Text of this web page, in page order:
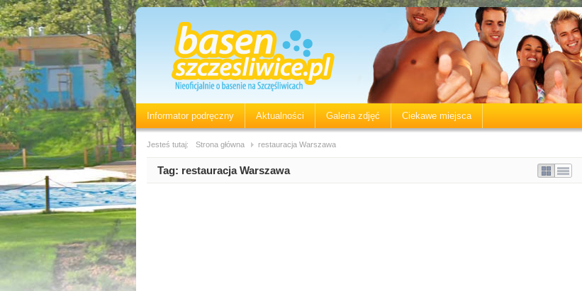
Informator podręczny Aktualności Galeria zdjęć Ciekawe miejsca
Jesteś tutaj: Strona główna restauracja Warszawa
Tag: restauracja Warszawa